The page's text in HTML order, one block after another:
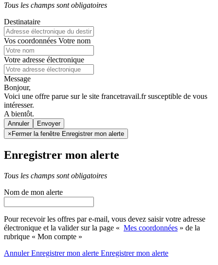
Tous les champs sont obligatoires
Destinataire
Vos coordonnées Votre nom
Votre adresse électronique
Message
Bonjour,
Voici une offre parue sur le site francetravail.fr susceptible de vous
intéresser.
A bientôt.
Annuler
× Fermer la fenêtre Enregistrer mon alerte
Enregistrer mon alerte
Tous les champs sont obligatoires
Nom de mon alerte
Pour recevoir les offres par e-mail, vous devez saisir votre adresse
électronique et la valider sur la page « Mes coordonnées » de la
rubrique « Mon compte »
AnnulerEnregistrer mon alerte Enregistrermon alerte